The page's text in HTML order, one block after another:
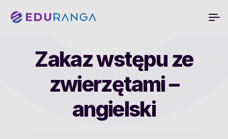
Zakaz wstępu ze
zwierzętami –
angielski